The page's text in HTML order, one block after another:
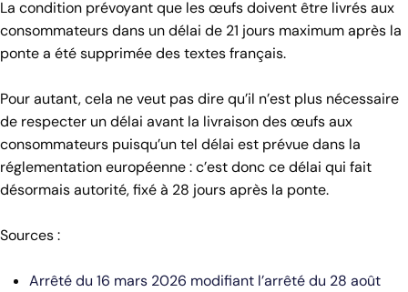
La condition prévoyant que les œufs doivent être livrés aux
consommateurs dans un délai de 21 jours maximum après la
ponte a été supprimée des textes français.
Pour autant, cela ne veut pas dire qu’il n’est plus nécessaire
de respecter un délai avant la livraison des œufs aux
consommateurs puisqu’un tel délai est prévue dans la
réglementation européenne : c’est donc ce délai qui fait
désormais autorité, fixé à 28 jours après la ponte.
Sources :
Arrêté du 16 mars 2026 modifiant l’arrêté du 28 août